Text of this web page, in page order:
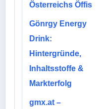
Österreichs Öffis
Gönrgy Energy
Drink:
Hintergründe,
Inhaltsstoffe &
Markterfolg
gmx.at –